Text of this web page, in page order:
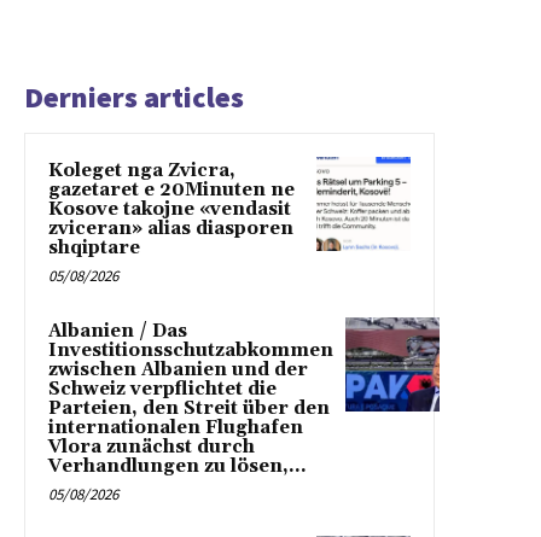
Derniers articles
Koleget nga Zvicra,
gazetaret e 20Minuten ne
Kosove takojne «vendasit
zviceran» alias diasporen
shqiptare
05/08/2026
Albanien / Das
Investitionsschutzabkommen
zwischen Albanien und der
Schweiz verpflichtet die
Parteien, den Streit über den
internationalen Flughafen
Vlora zunächst durch
Verhandlungen zu lösen,...
05/08/2026